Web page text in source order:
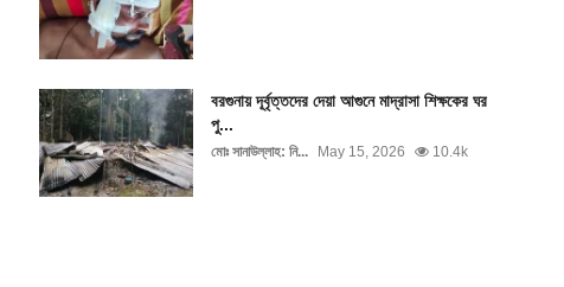
বরগুনায় দূর্বৃত্তদের দেয়া আগুনে মাদ্রাসা শিক্ষকের ঘর
পু...
মোঃ সানাউল্লাহ: নি... May 15, 2026 10.4k